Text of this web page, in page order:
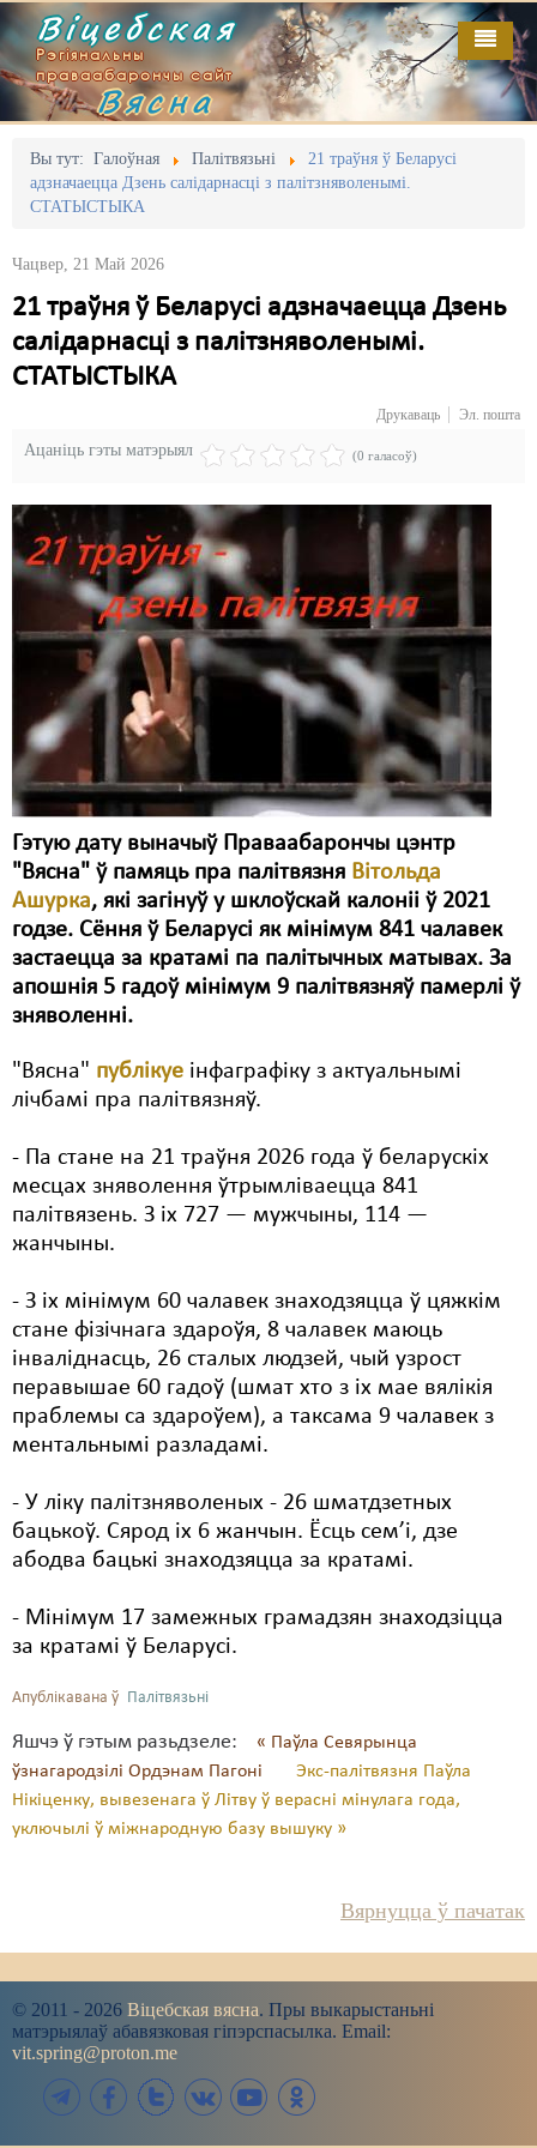
Віцебская
Рэгіянальны
праваабарончы сайт
Вясна
Вы тут: Галоўная Палітвязьні
21 траўня ў Беларусі
адзначаецца Дзень салідарнасці з палітзняволенымі.
СТАТЫСТЫКА
Чацвер, 21 Май 2026
21 траўня ў Беларусі адзначаецца Дзень
салідарнасці з палітзняволенымі.
СТАТЫСТЫКА
Друкаваць Эл. пошта
Ацаніць гэты матэрыял (0 галасоў)
Гэтую дату выначыў Праваабарончы цэнтр
"Вясна" ў памяць пра палітвязня Вітольда
Ашурка, які загінуў у шклоўскай калоніі ў 2021
годзе. Сёння ў Беларусі як мінімум 841 чалавек
застаецца за кратамі па палітычных матывах. За
апошнія 5 гадоў мінімум 9 палітвязняў памерлі ў
зняволенні.
"Вясна" публікуе інфаграфіку з актуальнымі
лічбамі пра палітвязняў.
- Па стане на 21 траўня 2026 года ў беларускіх
месцах зняволення ўтрымліваецца 841
палітвязень. З іх 727 — мужчыны, 114 —
жанчыны.
- З іх мінімум 60 чалавек знаходзяцца ў цяжкім
стане фізічнага здароўя, 8 чалавек маюць
інваліднасць, 26 сталых людзей, чый узрост
перавышае 60 гадоў (шмат хто з іх мае вялікія
праблемы са здароўем), а таксама 9 чалавек з
ментальнымі разладамі.
- У ліку палітзняволеных - 26 шматдзетных
бацькоў. Сярод іх 6 жанчын. Ёсць сем’і, дзе
абодва бацькі знаходзяцца за кратамі.
- Мінімум 17 замежных грамадзян знаходзіцца
за кратамі ў Беларусі.
Апублікавана ў Палітвязьні
Яшчэ ў гэтым разьдзеле:
« Паўла Севярынца
ўзнагародзілі Ордэнам Пагоні
Экс-палітвязня Паўла
Нікіценку, вывезенага ў Літву ў верасні мінулага года,
уключылі ў міжнародную базу вышуку »
Вярнуцца ў пачатак
© 2011 - 2026 Віцебская вясна. Пры выкарыстаньні
матэрыялаў абавязковая гіпэрспасылка. Email:
vit.spring@proton.me
Галоўная
Адміністрацыйны перасьлед
Акцыі
Выбары
Грамадзянскія ініцыятывы
Дыскрымінацыя
Карная псыхіятрыя
КПЧ ААН
Культурныя правы
Мігранты
Мірныя сходы
Праваабаронцы
Правы дзіцяці
Пэнітэнцыярная сыстэма
Распальваньне варожасьці
Рознае
Свабода слова
Свабода сумленьня
Суд
Экалёгія
Правы працоўных
Сацыяльныя правы
Выданьні
Відэа
Пра нас
RSS